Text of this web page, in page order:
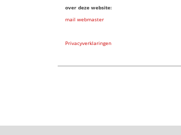
over deze website:
mail webmaster
Privacyverklaringen